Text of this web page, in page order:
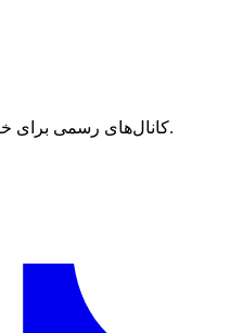
کانال‌های رسمی برای خبرهای فوری، کلیپ‌ها و تازه‌سازی‌ها.